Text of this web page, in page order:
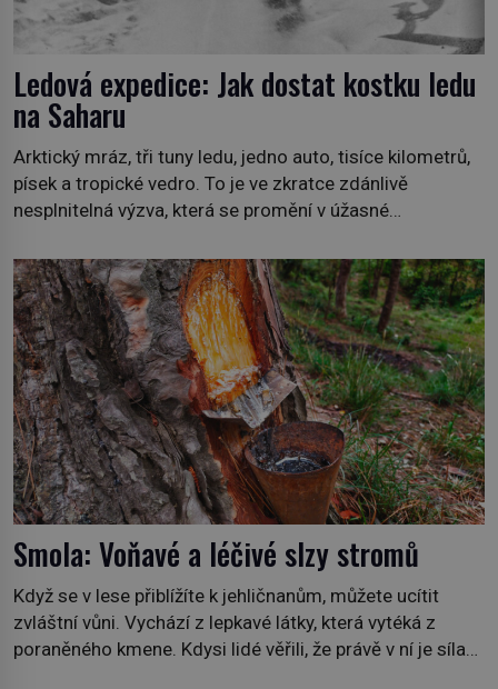
Ledová expedice: Jak dostat kostku ledu
na Saharu
Arktický mráz, tři tuny ledu, jedno auto, tisíce kilometrů,
písek a tropické vedro. To je ve zkratce zdánlivě
nesplnitelná výzva, která se promění v úžasné
na podzim 1958 jako hec. Rádio Luxembourg přichází s
neobvyklou výzvou. Tomu, kdo dokáže dopravit ze
severního polárního kruhu na […]
Smola: Voňavé a léčivé slzy stromů
Když se v lese přiblížíte k jehličnanům, můžete ucítit
zvláštní vůni. Vychází z lepkavé látky, která vytéká z
poraněného kmene. Kdysi lidé věřili, že právě v ní je síla